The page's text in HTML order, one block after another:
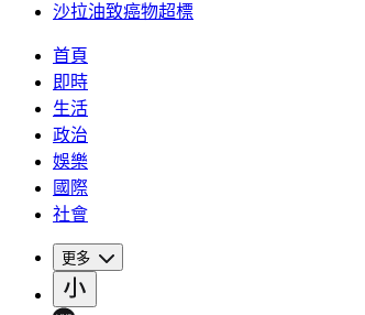
沙拉油致癌物超標
首頁
即時
生活
政治
娛樂
國際
社會
更多